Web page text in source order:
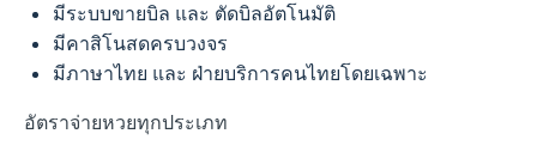
มีระบบขายบิล และ ตัดบิลอัตโนมัติ
มีคาสิโนสดครบวงจร
มีภาษาไทย และ ฝ่ายบริการคนไทยโดยเฉพาะ
อัตราจ่ายหวยทุกประเภท